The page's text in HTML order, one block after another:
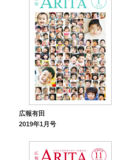
広報有田
2019年1月号